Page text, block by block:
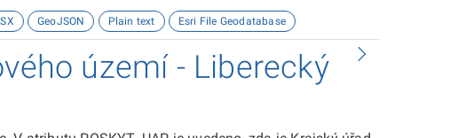
GeoJSON Plain text Esri File Geodatabase
území - Liberecký